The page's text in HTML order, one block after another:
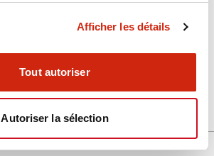
Afficher les détails
Tout autoriser
Autoriser la sélection